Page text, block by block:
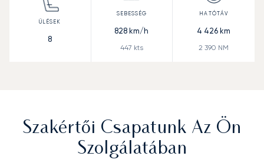
8
828 km/h
447 kts
4 426 km
2 390 NM
Szakértői Csapatunk Az Ön
Szolgálatában